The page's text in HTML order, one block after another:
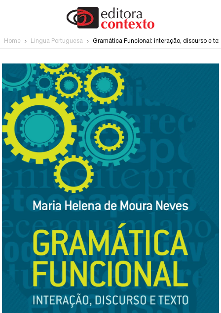
Home Língua Portuguesa Gramática Funcional: interação, discurso e